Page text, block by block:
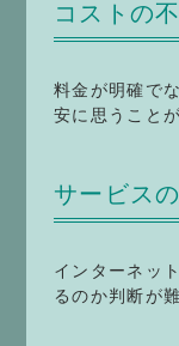
コストの
料金が明確で
安に思うこと
サービス
インターネッ
るのか判断が